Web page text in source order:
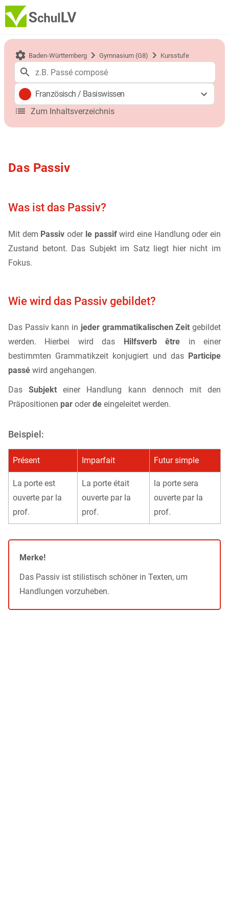
Baden-Württemberg Gymnasium (G8) Kursstufe
Französisch / Basiswissen
Zum Inhaltsverzeichnis
Das Passiv
Was ist das Passiv?
Mit dem Passiv oder le passifwird eine Handlung oder ein
Zustand betont. Das Subjekt im Satz liegt hier nicht im
Fokus.
Wie wird das Passiv gebildet?
Das Passiv kann in jeder grammatikalischen Zeitgebildet
werden. Hierbei wird das
Hilfsverb être in einer
bestimmten Grammatikzeit konjugiert und das Participe
passé wird angehangen.
DasSubjekt einer Handlung kann dennoch mit den
Präpositionen par oderde eingeleitet werden.
Beispiel:
Présent Imparfait Futur simple
La porte est
ouverte par la
prof.
La porte était
ouverte par la
prof.
la porte sera
ouverte par la
prof.
Merke!
Das Passiv ist stilistisch schöner in Texten, um
Handlungen vorzuheben.